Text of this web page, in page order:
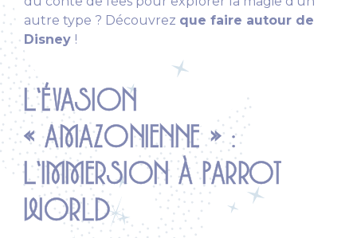
autre type ? Découvrez que faire autour de
Disney !
L’ÉVASION
« AMAZONIENNE » :
L’IMMERSION À PARROT
WORLD